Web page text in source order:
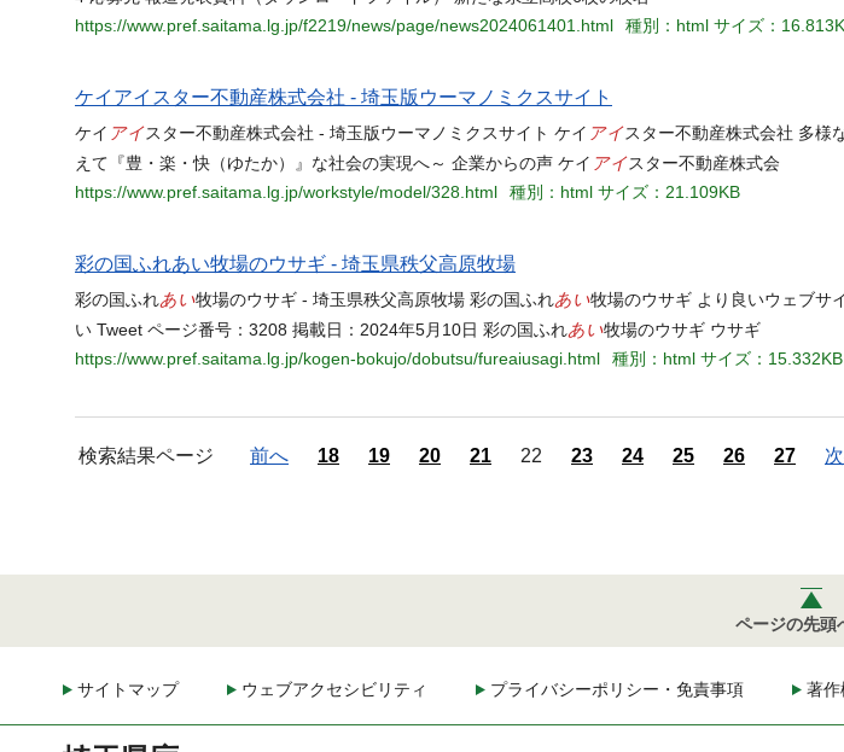
https://www.pref.saitama.lg.jp/f2219/news/page/news2024061401.html
種別：html サイズ：
ケイアイスター不動産株式会社 - 埼玉版ウーマノミクスサイト
ケイ アイスター不動産株式会社 - 埼玉版ウーマノミクスサイト ケイ アイスター不動産株式会社 多様
えて『豊・楽・快（ゆたか）』な社会の実現へ～ 企業からの声 ケイ アイスター不動産株式会
https://www.pref.saitama.lg.jp/workstyle/model/328.html
種別：html サイズ：21.109KB
彩の国ふれあい牧場のウサギ - 埼玉県秩父高原牧場
彩の国ふれあい牧場のウサギ - 埼玉県秩父高原牧場 彩の国ふれあい牧場のウサギ より良いウェブサ
い Tweet ページ番号：3208 掲載日：2024年5月10日 彩の国ふれあい牧場のウサギ ウサギ
https://www.pref.saitama.lg.jp/kogen-bokujo/dobutsu/fureaiusagi.html
種別：html サイズ：15.332KB
検索結果ページ 前へ 18 19 20 21 22 23 24 25 26 27
ページの先頭
サイトマップ ウェブアクセシビリティ プライバシーポリシー・免責事項 著作